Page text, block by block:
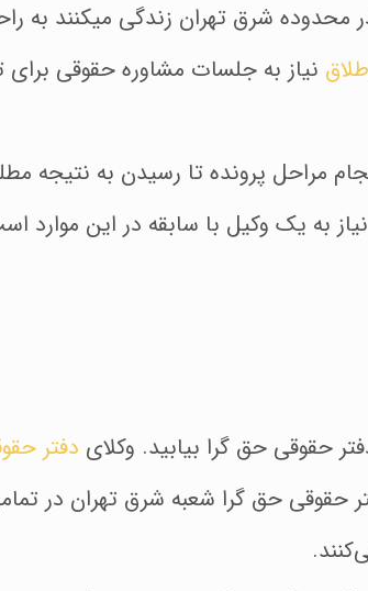
شرق تهران زندگی میکنند به
طلاق نیاز به جلسات مشاوره حقوقی برای
مراحل پرونده تا رسیدن به نتیجه
به یک وکیل با سابقه در این موارد
حقوقی حق گرا بیابید. وکلای دفتر
حقوقی حق گرا شعبه شرق تهران در